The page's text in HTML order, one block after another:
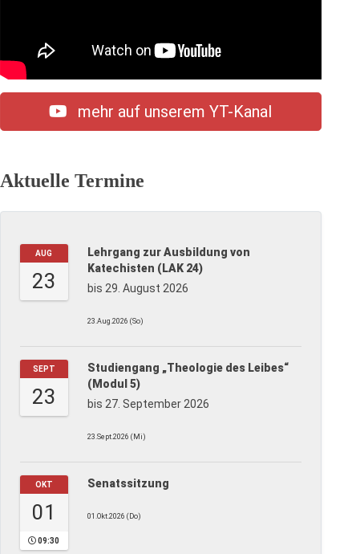
mehr auf unserem YT-Kanal
Aktuelle Termine
AUG
23
Lehrgang zur Ausbildung von
Katechisten (LAK 24)
bis 29. August 2026
23.Aug.2026 (So)
SEPT
23
Studiengang „Theologie des Leibes“
(Modul 5)
bis 27. September 2026
23.Sept.2026 (Mi)
OKT
01
09:30
Senatssitzung
01.Okt.2026 (Do)